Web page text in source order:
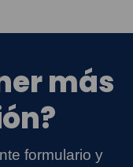
más
formulario y